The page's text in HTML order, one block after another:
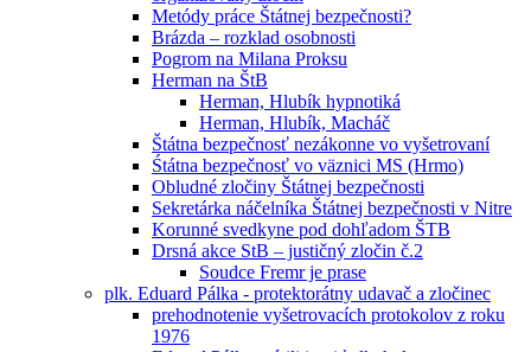
Metódy práce Štátnej bezpečnosti?
Brázda – rozklad osobnosti
Pogrom na Milana Proksu
Herman na ŠtB
Herman, Hlubík hypnotiká
Herman, Hlubík, Macháč
Štátna bezpečnosť nezákonne vo vyšetrovaní
Śtátna bezpečnosť vo väznici MS (Hrmo)
Obludné zločiny Štátnej bezpečnosti
Sekretárka náčelníka Štátnej bezpečnosti v Nitre
Korunné svedkyne pod dohľadom ŠTB
Drsná akce StB – justičný zločin č.2
Soudce Fremr je prase
plk. Eduard Pálka - protektorátny udavač a zločinec
prehodnotenie vyšetrovacích protokolov z roku
1976